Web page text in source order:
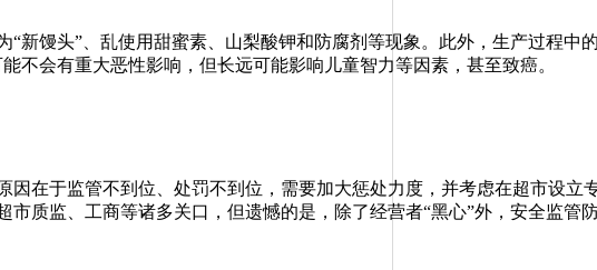
馒头”、乱使用甜蜜素、山梨酸钾和防腐剂等现象。此外，生产过程中
不会有重大恶性影响，但长远可能影响儿童智力等因素，甚至致癌。
于监管不到位、处罚不到位，需要加大惩处力度，并考虑在超市设立
质监、工商等诸多关口，但遗憾的是，除了经营者“黑心”外，安全监管防